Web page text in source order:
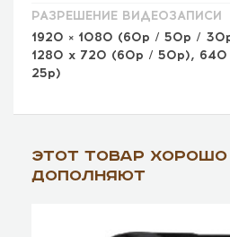
РАЗРЕШЕНИЕ ВИДЕОЗАПИСИ
1920 × 1080 (60р / 50р /
1280 х 720 (60р / 50р),
25р)
Этот товар хорошо
дополняют